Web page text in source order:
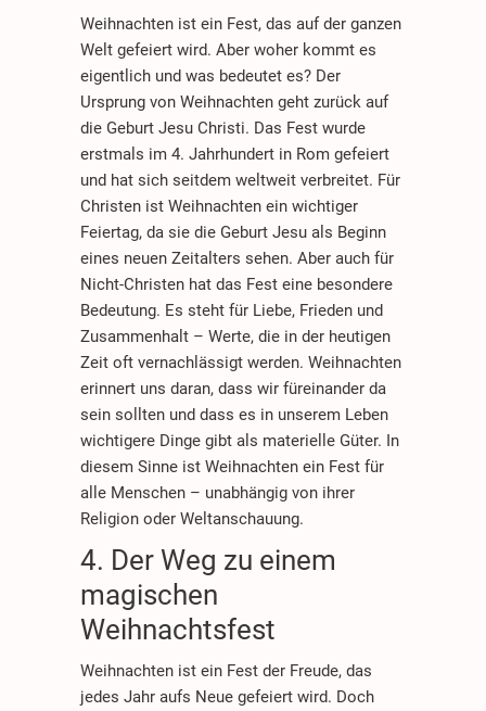
Weihnachten ist ein Fest, das auf der ganzen
Welt gefeiert wird. Aber woher kommt es
eigentlich und was bedeutet es? Der
Ursprung von Weihnachten geht zurück auf
die Geburt Jesu Christi. Das Fest wurde
erstmals im 4. Jahrhundert in Rom gefeiert
und hat sich seitdem weltweit verbreitet. Für
Christen ist Weihnachten ein wichtiger
Feiertag, da sie die Geburt Jesu als Beginn
eines neuen Zeitalters sehen. Aber auch für
Nicht-Christen hat das Fest eine besondere
Bedeutung. Es steht für Liebe, Frieden und
Zusammenhalt – Werte, die in der heutigen
Zeit oft vernachlässigt werden. Weihnachten
erinnert uns daran, dass wir füreinander da
sein sollten und dass es in unserem Leben
wichtigere Dinge gibt als materielle Güter. In
diesem Sinne ist Weihnachten ein Fest für
alle Menschen – unabhängig von ihrer
Religion oder Weltanschauung.
4. Der Weg zu einem
magischen
Weihnachtsfest
Weihnachten ist ein Fest der Freude, das
jedes Jahr aufs Neue gefeiert wird. Doch